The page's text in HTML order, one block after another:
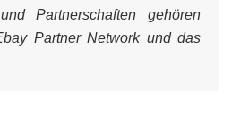
Partnerschaften gehören
Partner Network und das